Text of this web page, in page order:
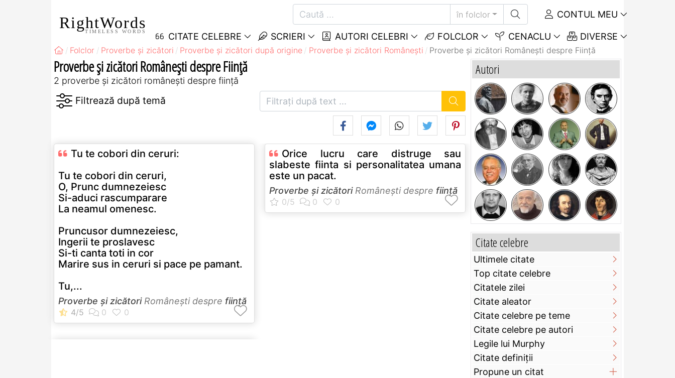
RightWords
TIMELESS WORDS
în folclor CONTUL MEU
CITATE CELEBRE SCRIERI AUTORI CELEBRI FOLCLOR CENACLU DIVERSE
Folclor Proverbe și zicători Proverbe și zicători după origine Proverbe și zicători Româneşti Proverbe și zicători Româneşti despre Ființă
Proverbe și zicători Româneşti despre Ființă
2 proverbe și zicători româneşti despre ființă
Tu te cobori din ceruri:
Tu te cobori din ceruri,
O, Prunc dumnezeiesc
Si-aduci rascumparare
La neamul omenesc.
Pruncusor dumnezeiesc,
Ingerii te proslavesc
Si-ti canta toti in cor
Marire sus in ceruri si pace pe pamant.
Tu,...
Proverbe și zicătoriRomâneşti despre ființă
Orice lucru care distruge sau
slabeste fiinta si personalitatea umana
este un pacat.
Proverbe și zicătoriRomâneşti despre ființă
Autori
Citate celebre
Ultimele citate
Top citate celebre
Citatele zilei
Citate aleator
Citate celebre pe teme
Citate celebre pe autori
Legile lui Murphy
Citate definiţii
Propune un citat